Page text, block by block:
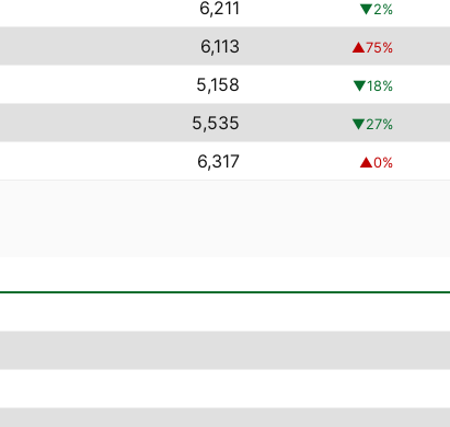
6,211 ▼2%
6,113 ▲75%
5,158 ▼18%
5,535 ▼27%
6,317 ▲0%